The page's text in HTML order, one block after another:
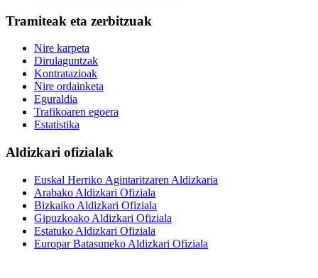
Tramiteak eta zerbitzuak
Nire karpeta
Dirulaguntzak
Kontratazioak
Nire ordainketa
Eguraldia
Trafikoaren egoera
Estatistika
Aldizkari ofizialak
Euskal Herriko Agintaritzaren Aldizkaria
Arabako Aldizkari Ofiziala
Bizkaiko Aldizkari Ofiziala
Gipuzkoako Aldizkari Ofiziala
Estatuko Aldizkari Ofiziala
Europar Batasuneko Aldizkari Ofiziala